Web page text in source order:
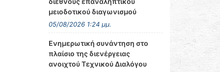
μειοδοτικού διαγωνισμού
05/08/2026 1:24 μμ.
Ενημερωτική συνάντηση στο
πλαίσιο της διενέργειας
ανοιχτού Τεχνικού Διαλόγου